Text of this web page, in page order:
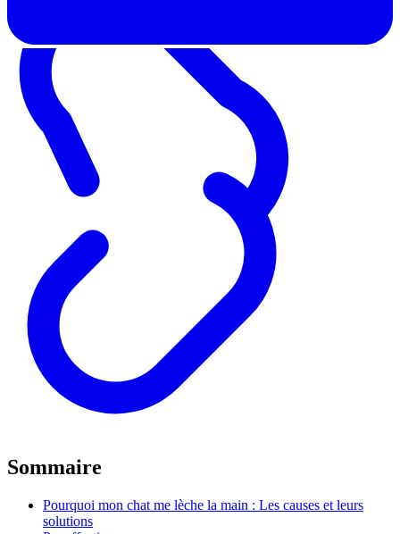
Sommaire
Pourquoi mon chat me lèche la main : Les causes et leurs
solutions